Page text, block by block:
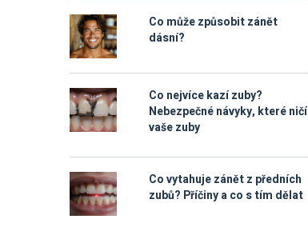
Co může způsobit zánět
dásní?
Co nejvíce kazí zuby?
Nebezpečné návyky, které ničí
vaše zuby
Co vytahuje zánět z předních
zubů? Příčiny a co s tím dělat